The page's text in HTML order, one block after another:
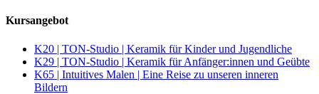
Kursangebot
K20 | TON-Studio | Keramik für Kinder und Jugendliche
K29 | TON-Studio | Keramik für Anfänger:innen und Geübte
K65 | Intuitives Malen | Eine Reise zu unseren inneren
Bildern